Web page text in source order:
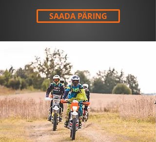
SAADA PÄRING